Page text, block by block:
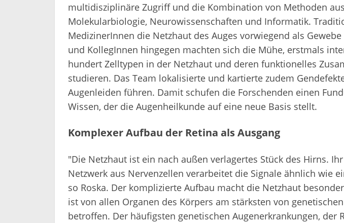
multidisziplinäre Zugriff und die Kombination von Methoden
Molekularbiologie, Neurowissenschaften und Informatik.
MedizinerInnen die Netzhaut des Auges vorwiegend als
und KollegInnen hingegen machten sich die Mühe, erstmals
hundert Zelltypen in der Netzhaut und deren funktionelles
studieren. Das Team lokalisierte und kartierte zudem
Augenleiden führen. Damit schufen die Forschenden einen
Wissen, der die Augenheilkunde auf eine neue Basis stellt.
Komplexer Aufbau der Retina als Ausgang
"Die Netzhaut ist ein nach außen verlagertes Stück des Hirns.
Netzwerk aus Nervenzellen verarbeitet die Signale ähnlich wie
so Roska. Der komplizierte Aufbau macht die Netzhaut
ist von allen Organen des Körpers am stärksten von
betroffen. Der häufigsten genetischen Augenerkrankungen, der